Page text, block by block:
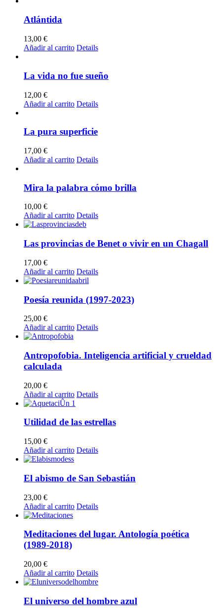
Atlántida
13,00 €
Añadir al carrito Details
La vida no fue sueño
12,00 €
Añadir al carrito Details
La pura superficie
17,00 €
Añadir al carrito Details
Mira la palabra cómo brilla
10,00 €
Añadir al carrito Details
Las provincias de Benet o vivir en un Chagall
17,00 €
Añadir al carrito Details
Poesía reunida (1997-2023)
25,00 €
Añadir al carrito Details
Antropofobia. Inteligencia artificial y crueldad
calculada
20,00 €
Añadir al carrito Details
Utilidad de las estrellas
15,00 €
Añadir al carrito Details
El abismo de San Sebastián
23,00 €
Añadir al carrito Details
Meditaciones del lugar. Antología poética
(1989-2018)
20,00 €
Añadir al carrito Details
El universo del hombre azul